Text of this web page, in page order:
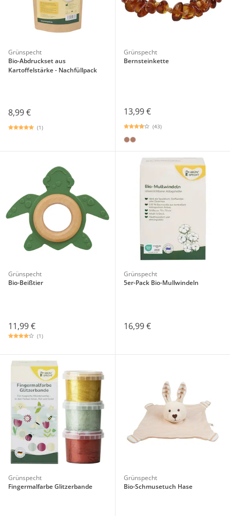
Grünspecht
Bio-Abdruckset aus
Kartoffelstärke - Nachfüllpack
8,99 €
(1)
Grünspecht
Bernsteinkette
13,99 €
(43)
Grünspecht
Bio-Beißtier
11,99 €
(1)
Grünspecht
5er-Pack Bio-Mullwindeln
16,99 €
Grünspecht
Fingermalfarbe Glitzerbande
Grünspecht
Bio-Schmusetuch Hase